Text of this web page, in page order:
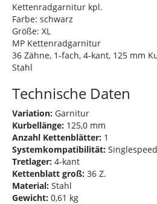
Kettenradgarnitur kpl.
Farbe: schwarz
Größe: XL
MP Kettenradgarnitur
36 Zähne, 1-fach, 4-kant, 125 mm
Stahl
Technische Daten
Variation: Garnitur
Kurbellänge: 125,0 mm
Anzahl Kettenblätter: 1
Systemkompatibilität: Singlespeed
Tretlager: 4-kant
Kettenblatt groß: 36 Z.
Material: Stahl
Gewicht: 0,61 kg